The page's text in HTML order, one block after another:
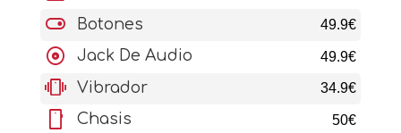
toggle_on Botones 49.9€
album Jack De Audio 49.9€
vibration Vibrador 34.9€
stay_current_portrait Chasis 50€